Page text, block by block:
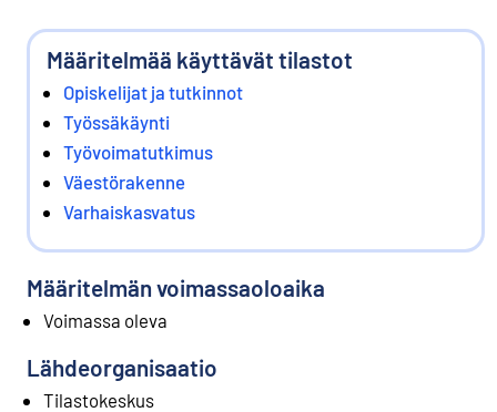
Määritelmää käyttävät tilastot
Opiskelijat ja tutkinnot
Työssäkäynti
Työvoimatutkimus
Väestörakenne
Varhaiskasvatus
Määritelmän voimassaoloaika
Voimassa oleva
Lähdeorganisaatio
Tilastokeskus